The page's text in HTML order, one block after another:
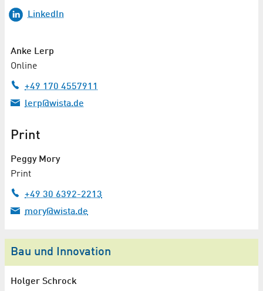
LinkedIn
Anke Lerp
Online
+49 170 4557911
lerp@wista.de
Print
Peggy Mory
Print
+49 30 6392-2213
mory@wista.de
Bau und Innovation
Holger Schrock